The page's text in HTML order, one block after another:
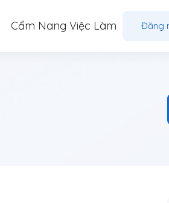
Cẩm Nang Việc Làm Đăng